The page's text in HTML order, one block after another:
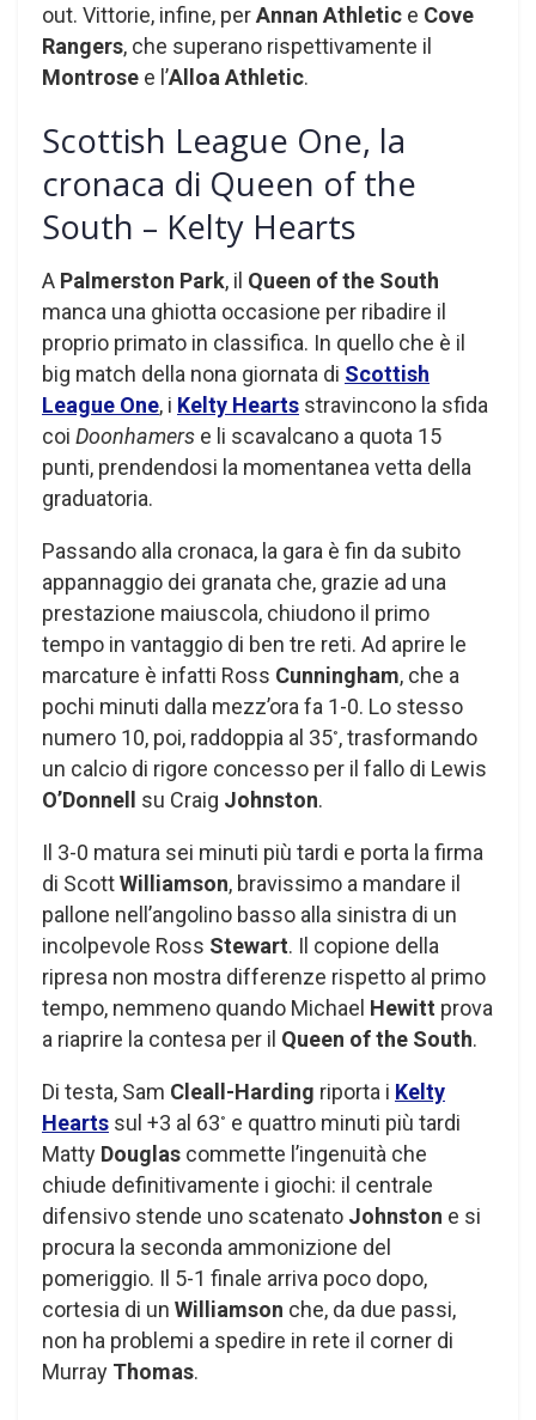
out. Vittorie, infine, perAnnan Athletic e Cove
Rangers, che superano rispettivamente il
Montrose e l’Alloa Athletic.
Scottish League One, la
cronaca di Queen of the
South – Kelty Hearts
A Palmerston Park, il Queen of the South
manca una ghiotta occasione per ribadire il
proprio primato in classifica. In quello che è il
big match della nona giornata di Scottish
League One, i Kelty Hearts stravincono la sfida
coi Doonhamers e li scavalcano a quota 15
punti, prendendosi la momentanea vetta della
graduatoria.
Passando alla cronaca, la gara è fin da subito
appannaggio dei granata che, grazie ad una
prestazione maiuscola, chiudono il primo
tempo in vantaggio di ben tre reti. Ad aprire le
marcature è infatti Ross Cunningham, che a
pochi minuti dalla mezz’ora fa 1-0. Lo stesso
numero 10, poi, raddoppia al 35°, trasformando
un calcio di rigore concesso per il fallo di Lewis
O’Donnell
su Craig Johnston.
Il 3-0 matura sei minuti più tardi e porta la firma
di ScottWilliamson, bravissimo a mandare il
pallone nell’angolino basso alla sinistra di un
incolpevole Ross Stewart. Il copione della
ripresa non mostra differenze rispetto al primo
tempo, nemmeno quando Michael Hewitt prova
a riaprire la contesa per il Queen of the South.
Di testa, Sam Cleall-Harding riporta i Kelty
Hearts sul +3 al 63° e quattro minuti più tardi
Matty Douglas commette l’ingenuità che
chiude definitivamente i giochi: il centrale
difensivo stende uno scatenato Johnston e si
procura la seconda ammonizione del
pomeriggio. Il 5-1 finale arriva poco dopo,
cortesia di un Williamson che, da due passi,
non ha problemi a spedire in rete il corner di
Murray Thomas.